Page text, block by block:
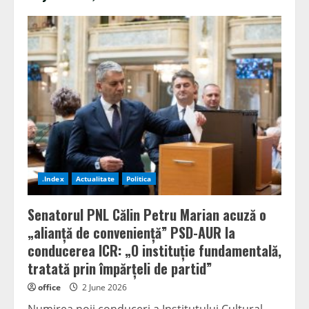
.Index Actualitate Politica
Senatorul PNL Călin Petru Marian acuză o
„alianță de conveniență” PSD-AUR la
conducerea ICR: „O instituție fundamentală,
tratată prin împărțeli de partid”
office 2 June 2026